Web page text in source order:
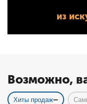
из
Возможно,
Хиты продаж